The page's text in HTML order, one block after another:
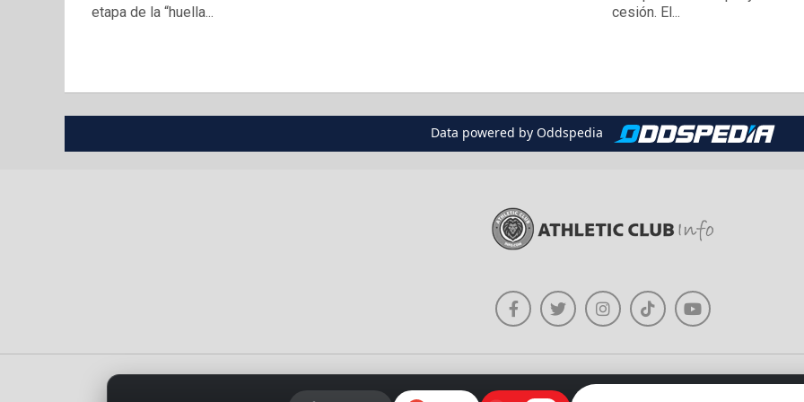
etapa de la “huella...
cesión. El...
Data powered by Oddspedia
Portada Política de privacidad Política de Uso de Imágenes Sobre Athleticclubinfo.com Contacto